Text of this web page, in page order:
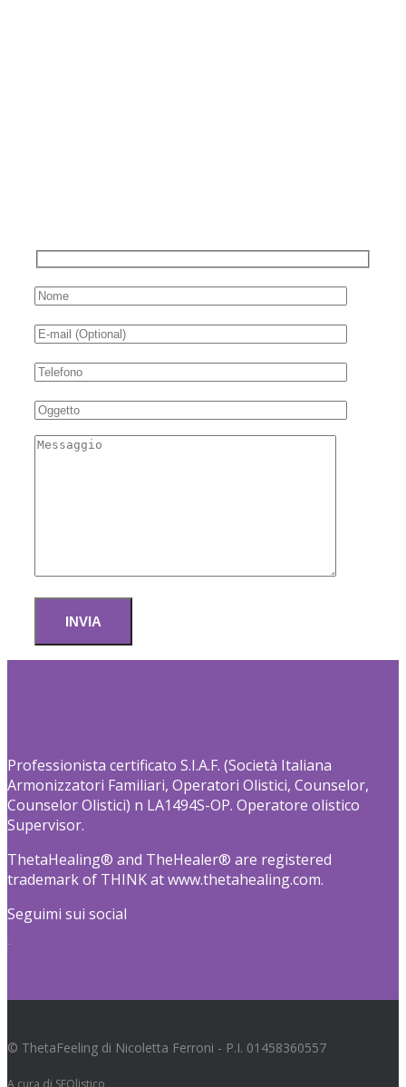
Professionista certificato S.I.A.F. (Società Italiana
Armonizzatori Familiari, Operatori Olistici, Counselor,
Counselor Olistici) n LA1494S-OP. Operatore olistico
Supervisor.
ThetaHealing® and TheHealer® are registered
trademark of THINK at www.thetahealing.com.
Seguimi sui social
© ThetaFeeling di Nicoletta Ferroni - P.I. 01458360557
A cura di SEOlistico